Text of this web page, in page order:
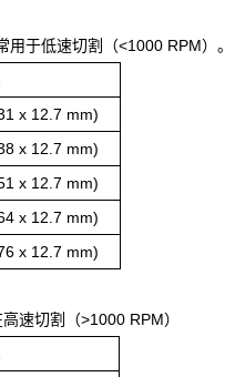
于低速切割（<1000 RPM）。
x 12.7 mm)
x 12.7 mm)
x 12.7 mm)
x 12.7 mm)
x 12.7 mm)
速切割（>1000 RPM）